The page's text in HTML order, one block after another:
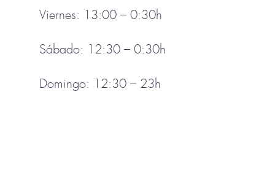
Viernes: 13:00 – 0:30h
Sábado: 12:30 – 0:30h
Domingo: 12:30 – 23h